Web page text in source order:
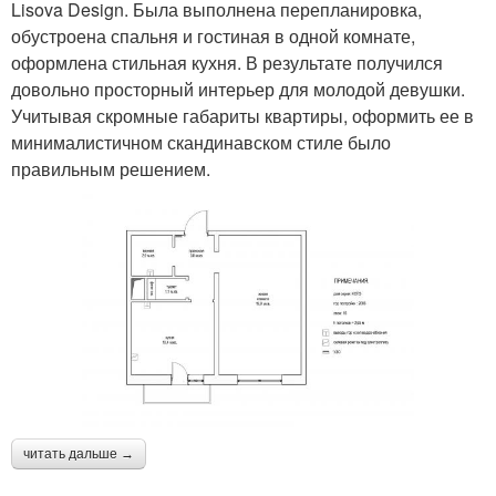
Lisova Design. Была выполнена перепланировка,
обустроена спальня и гостиная в одной комнате,
оформлена стильная кухня. В результате получился
довольно просторный интерьер для молодой девушки.
Учитывая скромные габариты квартиры, оформить ее в
минималистичном скандинавском стиле было
правильным решением.
читать дальше →